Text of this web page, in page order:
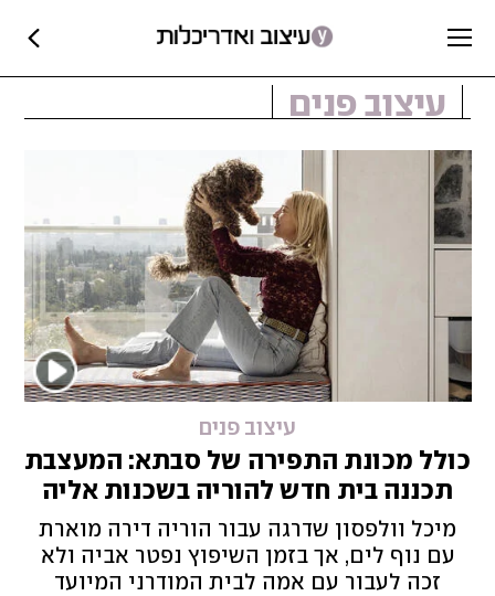
עיצוב פנים
עיצוב פנים
כולל מכונת התפירה של סבתא: המעצבת
תכננה בית חדש להוריה בשכנות אליה
מיכל וולפסון שדרגה עבור הוריה דירה מוארת
עם נוף לים, אך בזמן השיפוץ נפטר אביה ולא
זכה לעבור עם אמה לבית המודרני המיועד